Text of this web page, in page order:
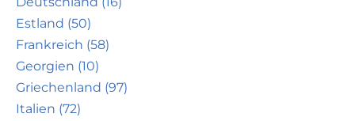
Estland (50)
Frankreich (58)
Georgien (10)
Griechenland (97)
Italien (72)